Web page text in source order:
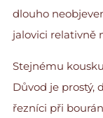
dlouho
jalovici relativně
Stejnému
Důvod je prostý,
řezníci při